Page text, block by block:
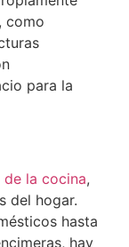
como
para la
de la cocina,
del hogar.
hasta
hay